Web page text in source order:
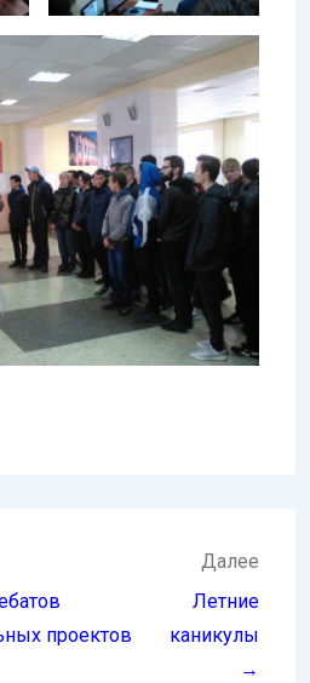
проектов
Далее
Летние
каникулы
→